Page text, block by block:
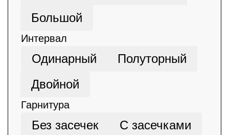
Большой
Интервал
Одинарный
Полуторный
Двойной
Гарнитура
Без засечек С засечками